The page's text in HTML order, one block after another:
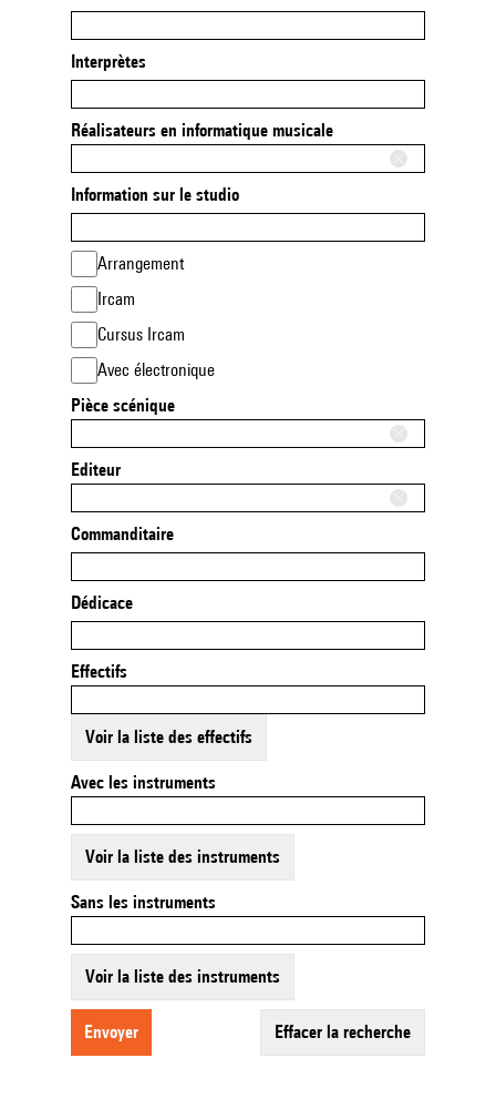
Interprètes
Réalisateurs en informatique musicale
Information sur le studio
Arrangement
Ircam
Cursus Ircam
Avec électronique
Pièce scénique
Editeur
Commanditaire
Dédicace
Effectifs
Voir la liste des effectifs
Avec les instruments
Voir la liste des instruments
Sans les instruments
Voir la liste des instruments
envoyer effacer la recherche